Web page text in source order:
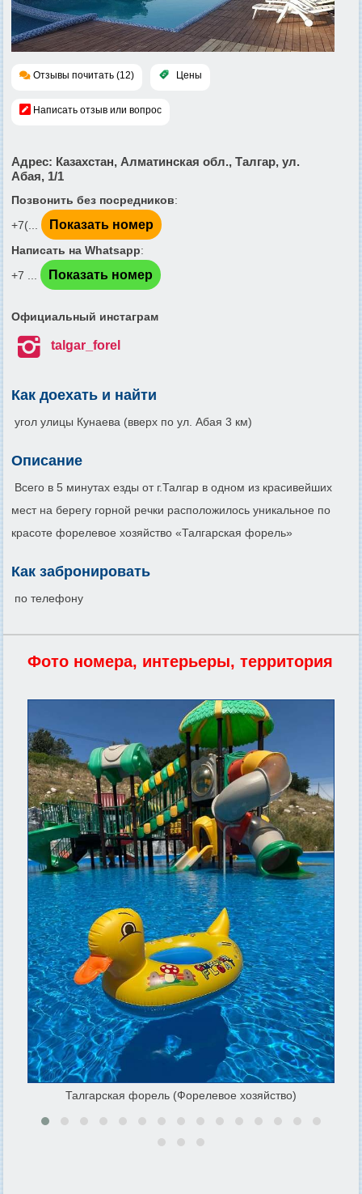
Отзывы почитать (12) Цены
Написать отзыв или вопрос
Адрес: Казахстан, Алматинская обл., Талгар, ул.
Абая, 1/1
Позвонить без посредников:
+7(...
Показать номер
Написать на Whatsapp:
+7 ...
Показать номер
Официальный инстаграм
 talgar_forel
Как доехать и найти
угол улицы Кунаева (вверх по ул. Абая 3 км)
Описание
Всего в 5 минутах езды от г.Талгар в одном из красивейших
мест на берегу горной речки расположилось уникальное по
красоте форелевое хозяйство «Талгарская форель»
Как забронировать
по телефону
Фото номера, интерьеры, территория
Талгарская форель (Форелевое хозяйство)